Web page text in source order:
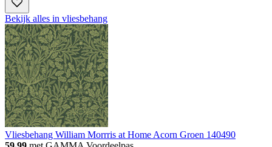
Bekijk alles in vliesbehang
Vliesbehang William Morrris at Home Acorn Groen 140490